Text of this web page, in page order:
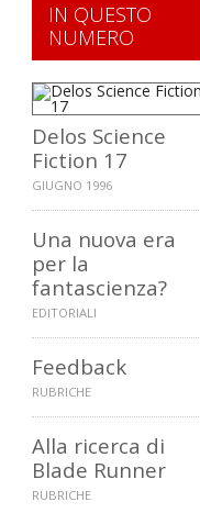
IN QUESTO
NUMERO
Delos Science
Fiction 17
GIUGNO 1996
Una nuova era
per la
fantascienza?
EDITORIALI
Feedback
RUBRICHE
Alla ricerca di
Blade Runner
RUBRICHE